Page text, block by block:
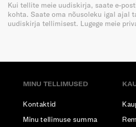
Kui tellite meie uudiskirja, saate e-
kohta. Saate oma nõusoleku igal ajal
uudiskirja tellimisest. Lugege meie
MINU TELLIMUSED
Kontaktid
Minu tellimuse summa